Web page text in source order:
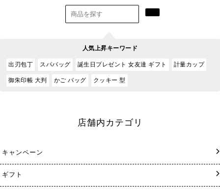
人気上昇キーワード
出刃包丁 スパバッグ 誕生日プレゼント 女友達 ギフト 計量カップ
御朱印帳 大判 かご バッグ クッキー 型
店舗内カテゴリ
キャンペーン
ギフト